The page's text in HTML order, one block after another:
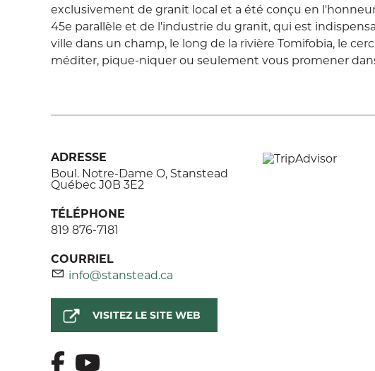
exclusivement de granit local et a été conçu en
45e parallèle et de l'industrie du granit, qui est
ville dans un champ, le long de la rivière Tomifobia, le
méditer, pique-niquer ou seulement vous promener
ADRESSE
Boul. Notre-Dame O, Stanstead
Québec J0B 3E2
TÉLÉPHONE
819 876-7181
COURRIEL
info@stanstead.ca
VISITEZ LE SITE WEB